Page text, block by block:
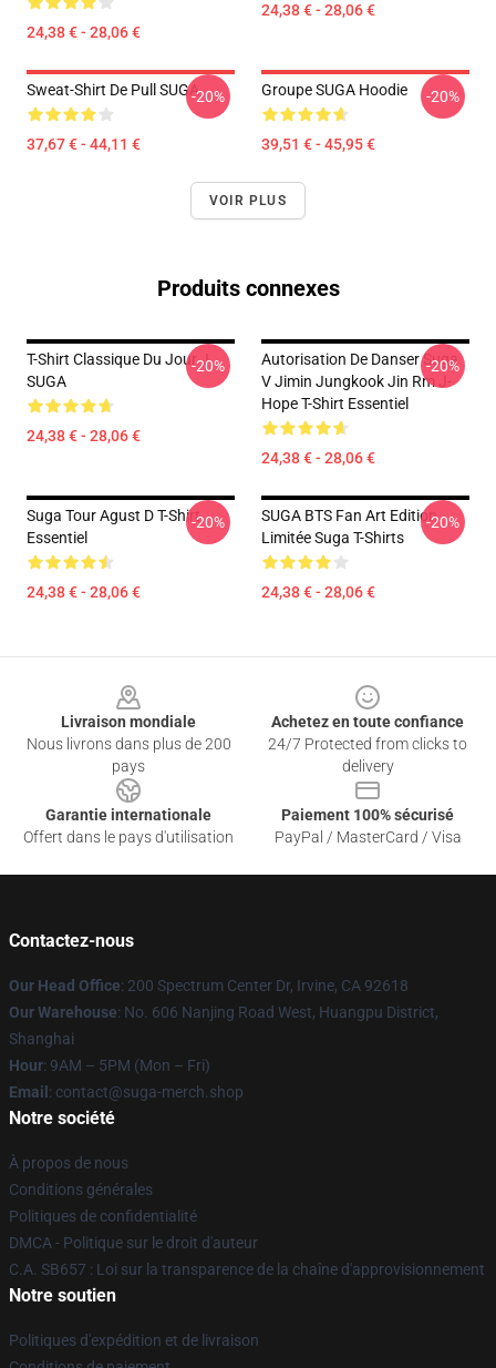
24,38 € - 28,06 €
24,38 € - 28,06 €
Sweat-Shirt De Pull SUGA
37,67 € - 44,11 €
-20% Groupe SUGA Hoodie
39,51 € - 45,95 €
-20%
VOIR PLUS
Produits connexes
T-Shirt Classique Du Jour J
SUGA
24,38 € - 28,06 €
-20%
Autorisation De Danser Suga
V Jimin Jungkook Jin Rm J-
Hope T-Shirt Essentiel
24,38 € - 28,06 €
-20%
Suga Tour Agust D T-Shirt
Essentiel
24,38 € - 28,06 €
-20%
SUGA BTS Fan Art Edition
Limitée Suga T-Shirts
24,38 € - 28,06 €
-20%
Livraison mondiale
Nous livrons dans plus de 200
pays
Achetez en toute confiance
24/7 Protected from clicks to
delivery
Garantie internationale
Offert dans le pays d'utilisation
Paiement 100% sécurisé
PayPal / MasterCard / Visa
Contactez-nous
Our Head Office: 200 Spectrum Center Dr, Irvine, CA 92618
Our Warehouse: No. 606 Nanjing Road West, Huangpu District,
Shanghai
Hour: 9AM – 5PM (Mon – Fri)
Email : contact@suga-merch.shop
Notre société
À propos de nous
Conditions générales
Politiques de confidentialité
DMCA - Politique sur le droit d'auteur
C.A. SB657 : Loi sur la transparence de la chaîne d'approvisionnement
Notre soutien
Politiques d'expédition et de livraison